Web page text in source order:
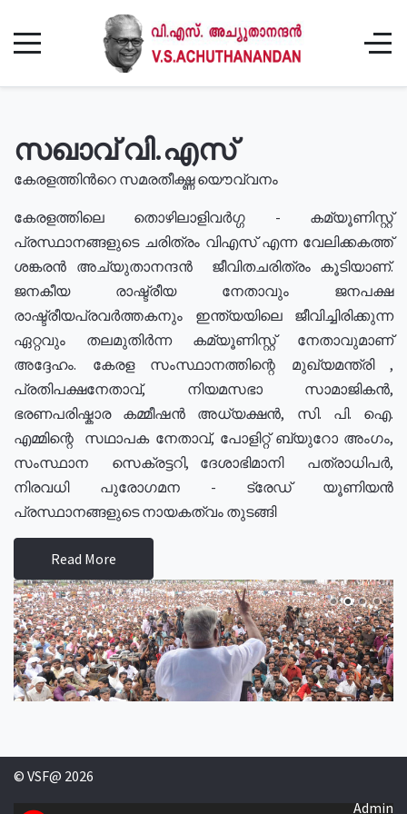
സഖാവ് വി.എസ്
കേരളത്തിൻറെ സമരതീക്ഷ്ണ യൌവ്വനം
കേരളത്തിലെ തൊഴിലാളിവർഗ്ഗ - കമ്യൂണിസ്റ്റ്
പ്രസ്ഥാനങ്ങളുടെ ചരിത്രം വിഎസ് എന്ന വേലിക്കകത്ത്
ശങ്കരൻ അച്യുതാനന്ദൻ ജീവിതചരിത്രം കൂടിയാണ്.
ജനകീയ രാഷ്ട്രീയ നേതാവും ജനപക്ഷ
രാഷ്ട്രീയപ്രവർത്തകനും ഇന്ത്യയിലെ ജീവിച്ചിരിക്കുന്ന
ഏറ്റവും തലമുതിർന്ന കമ്യൂണിസ്റ്റ് നേതാവുമാണ്
അദ്ദേഹം. കേരള സംസ്ഥാനത്തിന്റെ മുഖ്യമന്ത്രി ,
പ്രതിപക്ഷനേതാവ്, നിയമസഭാ സാമാജികൻ,
ഭരണപരിഷ്കാര കമ്മീഷൻ അധ്യക്ഷൻ, സി. പി. ഐ.
എമ്മിന്റെ സഥാപക നേതാവ്, പോളിറ്റ് ബ്യുറോ അംഗം,
സംസ്ഥാന സെക്രട്ടറി, ദേശാഭിമാനി പത്രാധിപർ,
നിരവധി പുരോഗമന - ട്രേഡ് യൂണിയൻ
പ്രസ്ഥാനങ്ങളുടെ നായകത്വം തുടങ്ങി
Read More
© VSF@ 2026
Admin